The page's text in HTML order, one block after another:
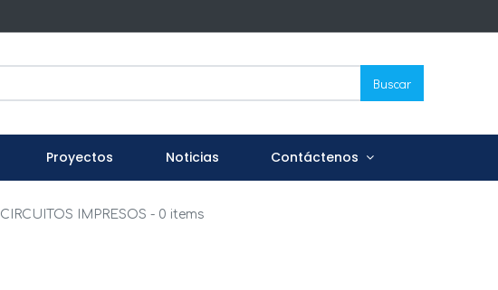
Buscar
Proyectos Noticias Contáctenos
CIRCUITOS IMPRESOS - 0 items